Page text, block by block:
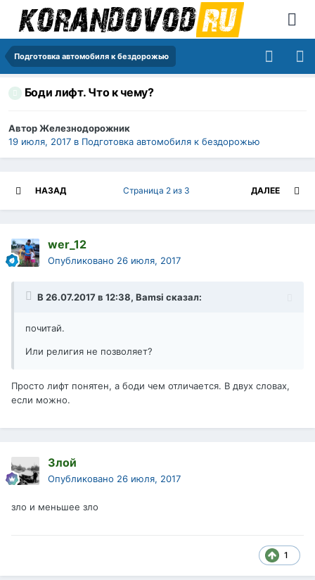
Подготовка автомобиля к бездорожью
Боди лифт. Что к чему?
АвторЖелезнодорожник
19 июля, 2017 в Подготовка автомобиля к бездорожью
НАЗАД ДАЛЕЕ
Страница 2 из 3
wer_12
Опубликовано 26 июля, 2017
В 26.07.2017 в 12:38, Bamsi сказал:
почитай.
Или религия не позволяет?
Просто лифт понятен, а боди чем отличается. В двух словах,
если можно.
Злой
Опубликовано 26 июля, 2017
зло и меньшее зло
1